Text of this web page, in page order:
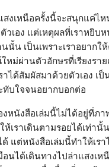
งเหนือครั้งนี้จะสนุกแค่ไ
วเอง แต่เหตุผลที่เราหยิบ
นั้น เป็นเพราะเราอยากใ
หม่ผ่านตัวอักษรที่เรียงรา
าได้สัมผัสมาด้วยตัวเอง เ
บใจจนอยากบอกต่อ
หนังสือเล่มนี้ไม่ได้อยู่ที่ภา
เราเดินตามรอยได้เท่านั้
ด้ แต่หนังสือเล่มนี้ทำให้เร
อนได้เดินทางไปล่าแสงเ